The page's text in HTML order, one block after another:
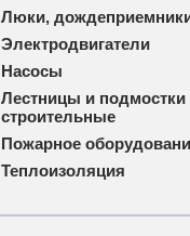
Люки,
Электродвигатели
Насосы
Лестницы и подмостки
строительные
Пожарное
Теплоизоляция